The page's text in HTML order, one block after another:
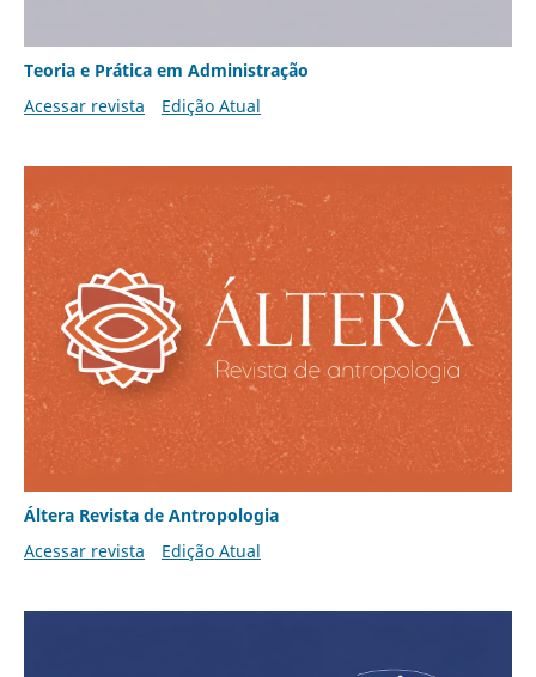
Teoria e Prática em Administração
Acessar revista
Edição Atual
Áltera Revista de Antropologia
Acessar revista
Edição Atual